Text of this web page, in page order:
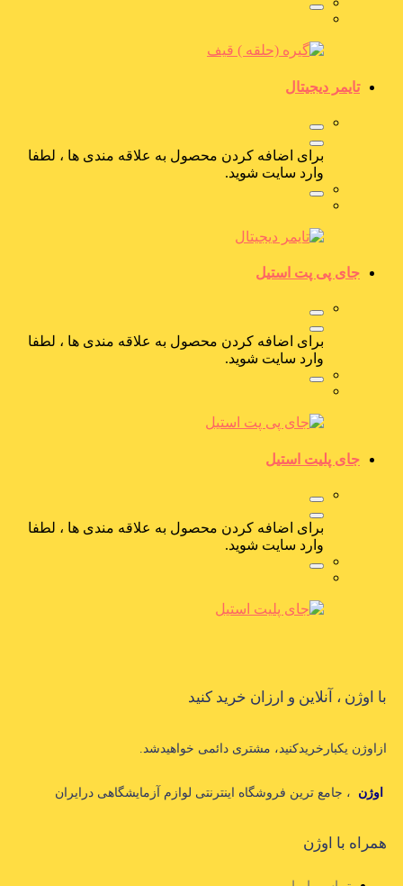
تایمر دیجیتال
برای اضافه کردن محصول به علاقه مندی ها ، لطفا
وارد سایت شوید.
جای پی پت استیل
برای اضافه کردن محصول به علاقه مندی ها ، لطفا
وارد سایت شوید.
جای پلیت استیل
برای اضافه کردن محصول به علاقه مندی ها ، لطفا
وارد سایت شوید.
با اوژن ، آنلاین و ارزان خرید کنید
ازاوژن یکبارخریدکنید، مشتری دائمی خواهیدشد.
اوژن ، جامع ترین فروشگاه اینترنتی لوازم آزمایشگاهی درایران
همراه با اوژن